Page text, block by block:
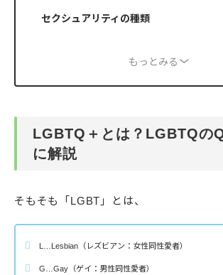
セクシュアリティの種類
もっとみる
LGBTQ＋とは？LGBTQの
に解説
そもそも「LGBT」とは、
L…Lesbian（レズビアン：女性同性愛者）
G…Gay（ゲイ：男性同性愛者）